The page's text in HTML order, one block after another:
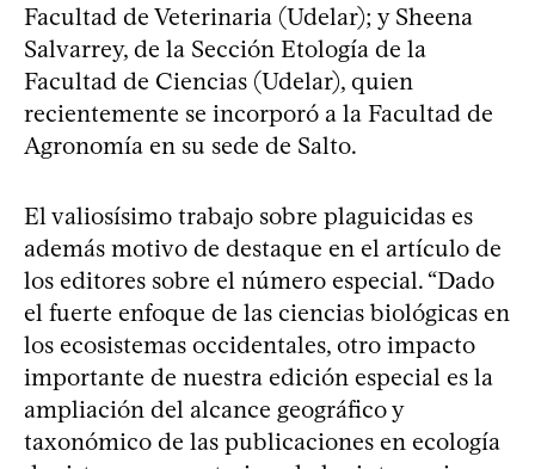
Facultad de Veterinaria (Udelar); y Sheena
Salvarrey, de la Sección Etología de la
Facultad de Ciencias (Udelar), quien
recientemente se incorporó a la Facultad de
Agronomía en su sede de Salto.
El valiosísimo trabajo sobre plaguicidas es
además motivo de destaque en el artículo de
los editores sobre el número especial. “Dado
el fuerte enfoque de las ciencias biológicas en
los ecosistemas occidentales, otro impacto
importante de nuestra edición especial es la
ampliación del alcance geográfico y
taxonómico de las publicaciones en ecología